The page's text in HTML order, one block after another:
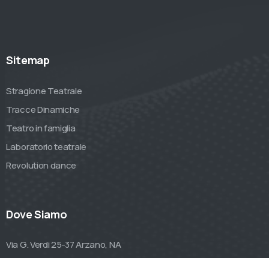
Sitemap
Stragione Teatrale
Tracce Dinamiche
Teatro in famiglia
Laboratorio teatrale
Revolution dance
Dove Siamo
Via G. Verdi 25-37 Arzano, NA